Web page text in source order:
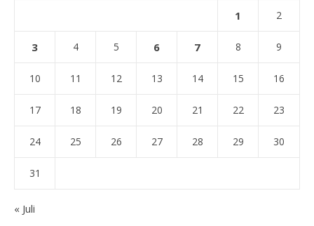
1 2
3 4 5 6 7 8 9
10 11 12 13 14 15 16
17 18 19 20 21 22 23
24 25 26 27 28 29 30
31
« Juli